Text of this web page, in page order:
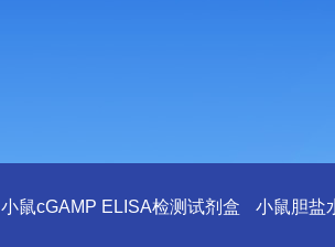
小鼠cGAMP ELISA检测试剂盒 小鼠胆盐